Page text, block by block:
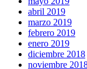
abril 2019
marzo 2019
febrero 2019
enero 2019
diciembre 2018
noviembre